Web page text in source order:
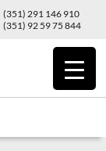
(351) 291 146 910
(351) 92 59 75 844